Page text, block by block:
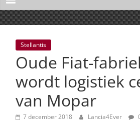
La
Gazetta
dell'Automobile
Italiana
autonieuws
lifestyle
Stellantis
Oude Fiat-
wordt logistiek
van Mopar
7 december 2018 Lancia4Ever